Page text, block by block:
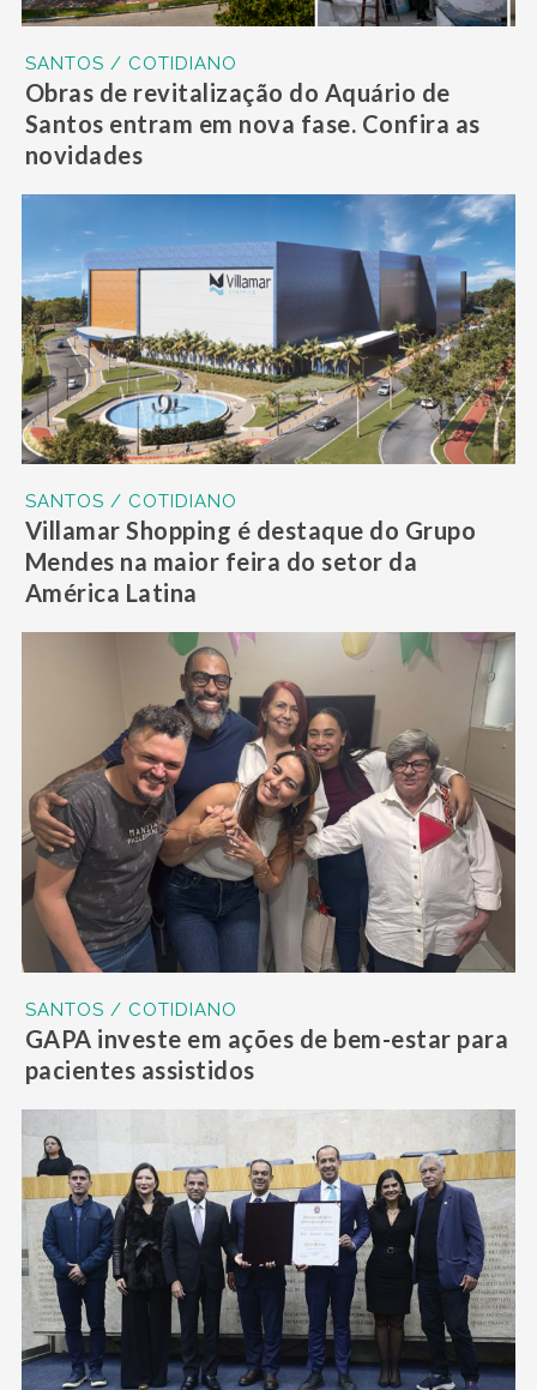
SANTOS / COTIDIANO
Obras de revitalização do Aquário de
Santos entram em nova fase. Confira as
novidades
SANTOS / COTIDIANO
Villamar Shopping é destaque do Grupo
Mendes na maior feira do setor da
América Latina
SANTOS / COTIDIANO
GAPA investe em ações de bem-estar para
pacientes assistidos